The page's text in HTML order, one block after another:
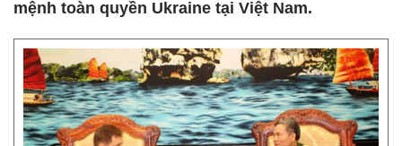
mệnh toàn quyền Ukraine tại Việt Nam.